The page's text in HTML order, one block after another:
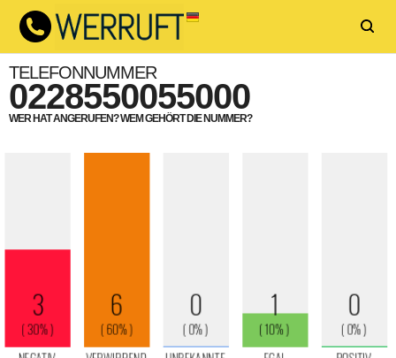
TELEFONNUMMER
0228550055000
WER HAT ANGERUFEN? WEM GEHÖRT DIE NUMMER?